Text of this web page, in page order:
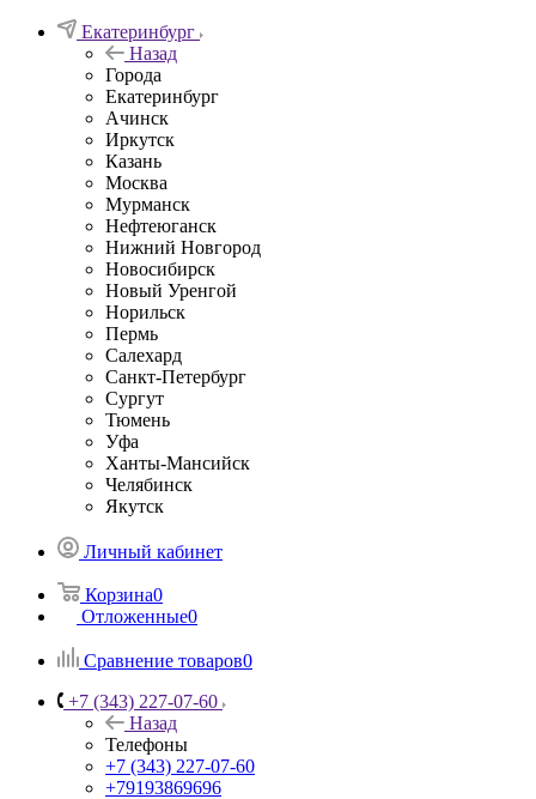
Екатеринбург
Назад
Города
Екатеринбург
Ачинск
Иркутск
Казань
Москва
Мурманск
Нефтеюганск
Нижний Новгород
Новосибирск
Новый Уренгой
Норильск
Пермь
Салехард
Санкт-Петербург
Сургут
Тюмень
Уфа
Ханты-Мансийск
Челябинск
Якутск
Личный кабинет
Корзина0
Отложенные0
Сравнение товаров0
+7 (343) 227-07-60
Назад
Телефоны
+7 (343) 227-07-60
+79193869696